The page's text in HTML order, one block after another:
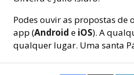
Podes ouvir as propostas de
app (Android e iOS). A
qualquer lugar. Uma santa